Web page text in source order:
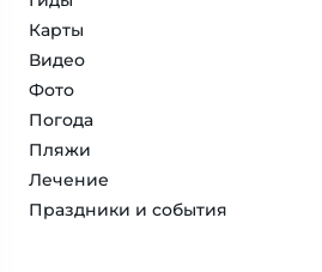
Карты
Видео
Фото
Погода
Пляжи
Лечение
Праздники и события